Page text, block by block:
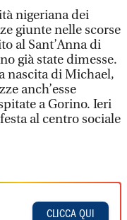
nigeriana dei
giunte nelle scorse
al Sant’Anna di
già state dimesse.
nascita di Michael,
anch’esse
a Gorino. Ieri
al centro sociale
CLICCA QUI